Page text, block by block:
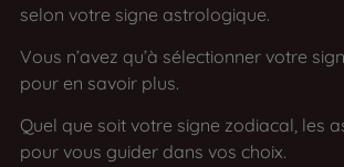
selon votre signe astrologique.
Vous n’avez qu’à sélectionner votre
pour en savoir plus.
Quel que soit votre signe zodiacal, les
pour vous guider dans vos choix.